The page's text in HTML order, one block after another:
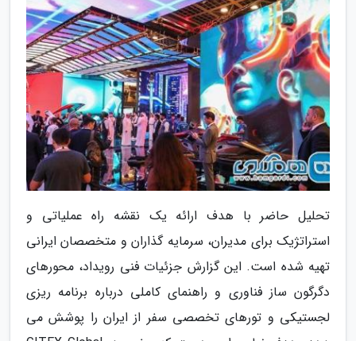
تحلیل حاضر با هدف ارائه یک نقشه راه عملیاتی و
استراتژیک برای مدیران، سرمایه گذاران و متخصصان ایرانی
تهیه شده است. این گزارش جزئیات فنی رویداد، محورهای
دگرگون ساز فناوری و راهنمای کاملی درباره برنامه ریزی
لجستیکی و تورهای تخصصی سفر از ایران را پوشش می